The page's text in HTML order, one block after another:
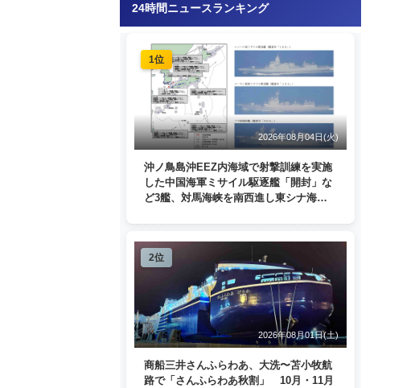
24時間ニュースランキング
1位
2026年08月04日(火)
沖ノ鳥島沖EEZ内海域で射撃訓練を実施
した中国海軍ミサイル駆逐艦「開封」な
ど3艦、対馬海峡を南西進し東シナ海
2位
2026年08月01日(土)
商船三井さんふらわあ、大洗〜苫小牧航
路で「さんふらわあ秋割」 10月・11月